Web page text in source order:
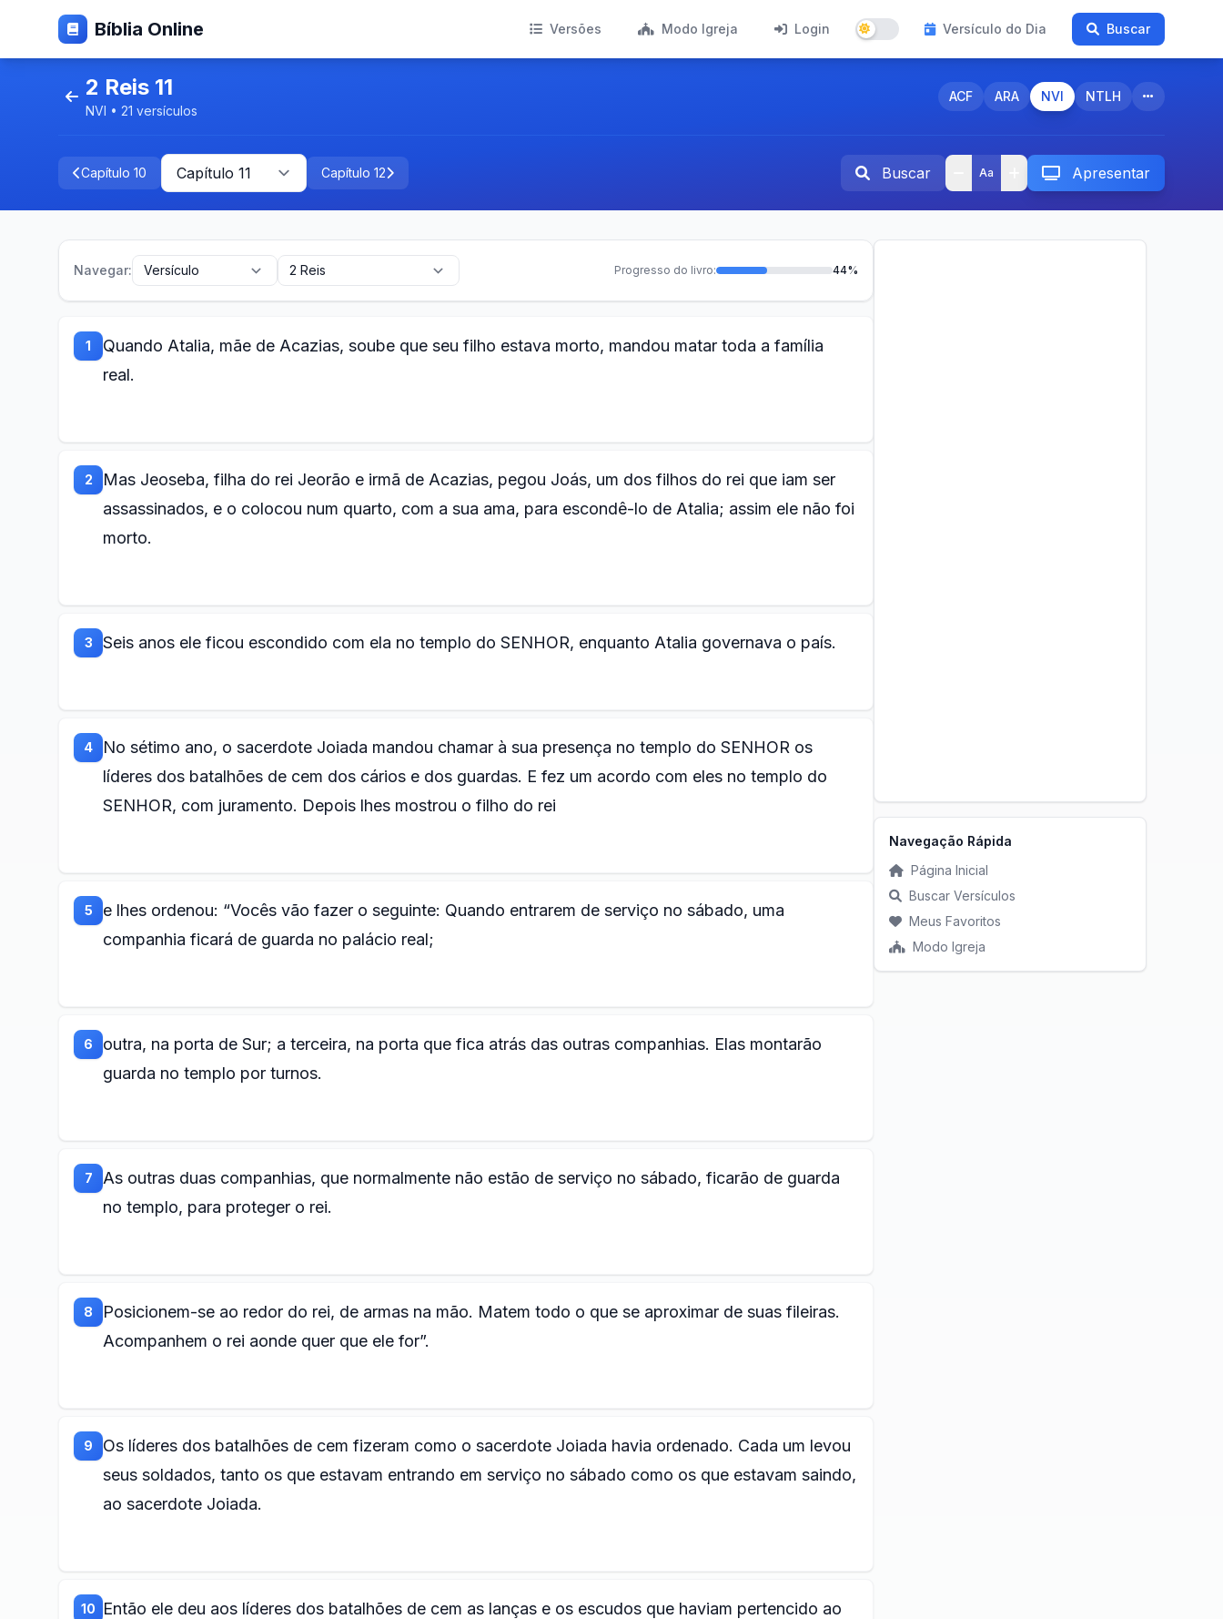
Bíblia Online Versões Modo Igreja Login Versículo do Dia Buscar
2 Reis 11
NVI • 21 versículos
ACF ARA NVI NTLH
Capítulo 10 Capítulo 12 Buscar Aa Apresentar
Navegar: Progresso do livro: 44%
1
Quando Atalia, mãe de Acazias, soube que seu filho estava morto, mandou matar toda a família
real.
2
Mas Jeoseba, filha do rei Jeorão e irmã de Acazias, pegou Joás, um dos filhos do rei que iam ser
assassinados, e o colocou num quarto, com a sua ama, para escondê-lo de Atalia; assim ele não foi
morto.
3 Seis anos ele ficou escondido com ela no templo do SENHOR, enquanto Atalia governava o país.
4
No sétimo ano, o sacerdote Joiada mandou chamar à sua presença no templo do SENHOR os
líderes dos batalhões de cem dos cários e dos guardas. E fez um acordo com eles no templo do
SENHOR, com juramento. Depois lhes mostrou o filho do rei
5
e lhes ordenou: “Vocês vão fazer o seguinte: Quando entrarem de serviço no sábado, uma
companhia ficará de guarda no palácio real;
6
outra, na porta de Sur; a terceira, na porta que fica atrás das outras companhias. Elas montarão
guarda no templo por turnos.
7
As outras duas companhias, que normalmente não estão de serviço no sábado, ficarão de guarda
no templo, para proteger o rei.
8
Posicionem-se ao redor do rei, de armas na mão. Matem todo o que se aproximar de suas fileiras.
Acompanhem o rei aonde quer que ele for”.
9
Os líderes dos batalhões de cem fizeram como o sacerdote Joiada havia ordenado. Cada um levou
seus soldados, tanto os que estavam entrando em serviço no sábado como os que estavam saindo,
ao sacerdote Joiada.
10
Então ele deu aos líderes dos batalhões de cem as lanças e os escudos que haviam pertencido ao
Navegação Rápida
Página Inicial
Buscar Versículos
Meus Favoritos
Modo Igreja